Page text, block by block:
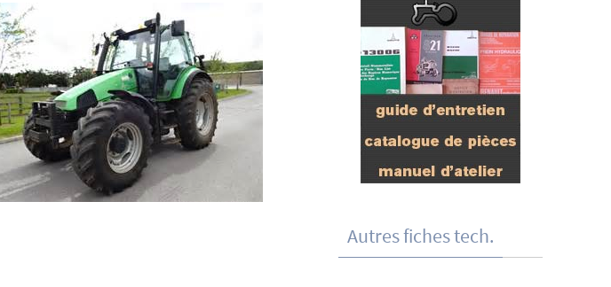
Autres fiches tech.